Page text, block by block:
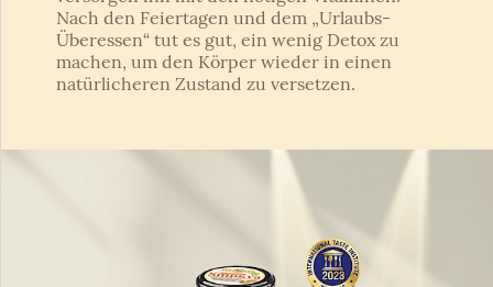
Nach den Feiertagen und dem „Urlaubs-
Überessen“ tut es gut, ein wenig Detox zu
machen, um den Körper wieder in einen
natürlicheren Zustand zu versetzen.